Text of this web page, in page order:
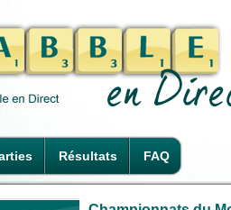
Résultats FAQ